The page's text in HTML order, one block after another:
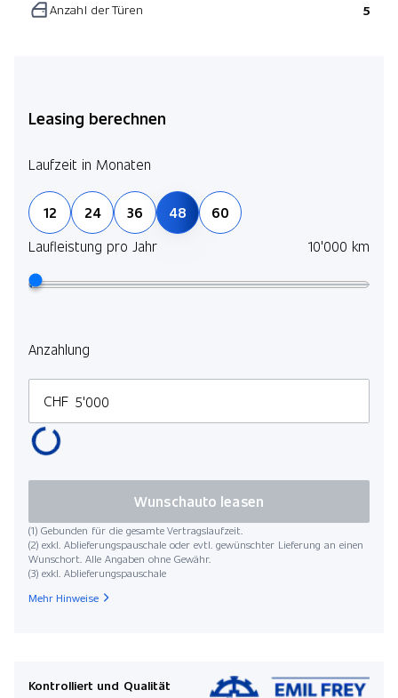
Anzahl der Türen 5
Leasing berechnen
Laufzeit in Monaten
12 24 36 48
60
Laufleistung pro Jahr
10'000 km
Anzahlung
CHF
(1) Gebunden für die gesamte Vertragslaufzeit.
(2) exkl. Ablieferungspauschale oder evtl. gewünschter Lieferung an einen
Wunschort. Alle Angaben ohne Gewähr.
(3) exkl. Ablieferungspauschale
Wunschauto leasen
Mehr Hinweise
Kontrolliert und Qualität